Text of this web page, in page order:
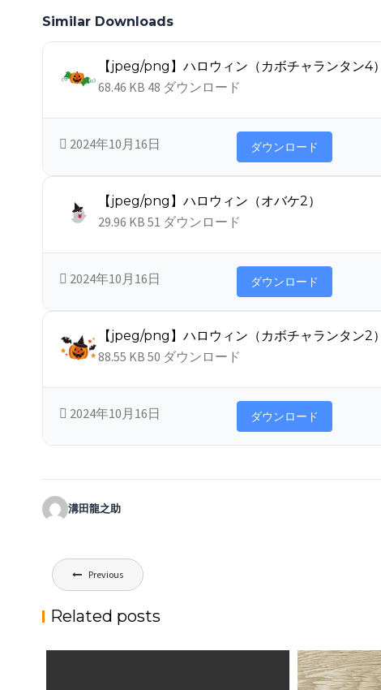
Similar Downloads
【jpeg/png】ハロウィン（カボチャランタン4）
68.46 KB 48 ダウンロード
2024年10月16日 ダウンロード
【jpeg/png】ハロウィン（オバケ2）
29.96 KB 51 ダウンロード
2024年10月16日 ダウンロード
【jpeg/png】ハロウィン（カボチャランタン2）
88.55 KB 50 ダウンロード
2024年10月16日 ダウンロード
溝田龍之助
投
稿
ナ
ゲ
Previous
Related posts